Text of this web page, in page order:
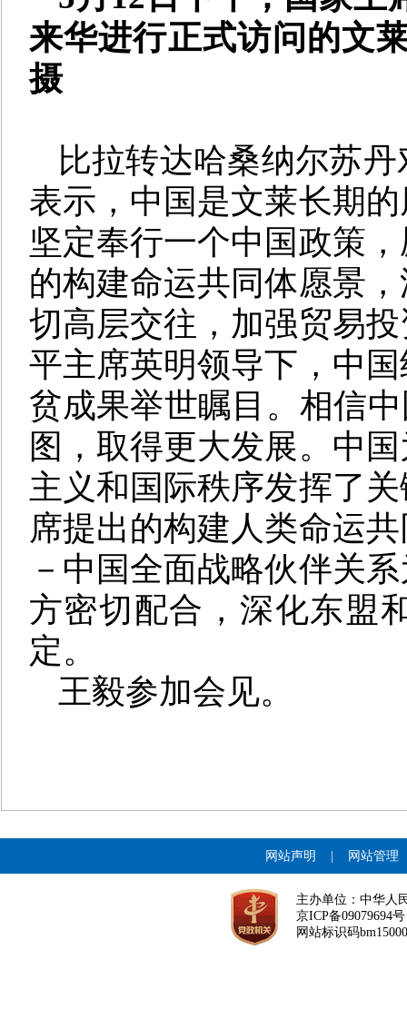
来华进行正式访问的文
摄
比拉转达哈桑纳尔苏
表示，中国是文莱长期
坚定奉行一个中国政策
的构建命运共同体愿景
切高层交往，加强贸易
平主席英明领导下，中
贫成果举世瞩目。相信
图，取得更大发展。中
主义和国际秩序发挥了
席提出的构建人类命运
－中国全面战略伙伴关
方密切配合，深化东盟
定。
王毅参加会见。